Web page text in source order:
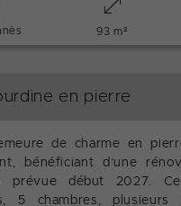
93 m²
en pierre
de charme en
bénéficiant d’une
prévue début 2027.
5 chambres, plusieurs